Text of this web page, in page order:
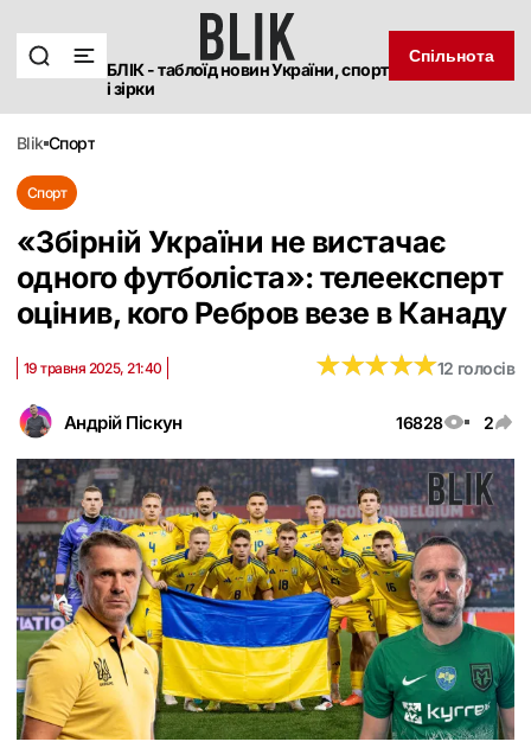
БЛІК - таблоїд новин України, спорт
і зірки
Спільнота
blik спорт
Спорт
«Збірній України не вистачає
одного футболіста»: телеексперт
оцінив, кого Ребров везе в Канаду
Андрій Піскун 16828 2
19 травня 2025, 21:40 ★★★★★
★★★★★12 голосів